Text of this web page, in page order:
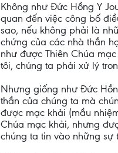
Không như Đức Hồng Y
quan đến việc công bố
sao, nếu không phải là
chứng của các nhà thần
như được Thiên Chúa
tôi, chúng ta phải xử lý
Nhưng giống như Đức
thần của chúng ta mà
được mạc khải (mầu
Chúa mạc khải, nhưng
chúng ta tin vào những